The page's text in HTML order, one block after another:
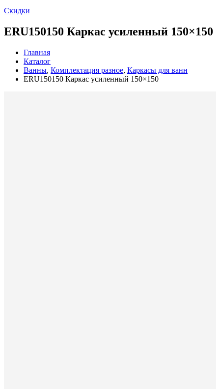
Скидки
ERU150150 Каркас усиленный 150×150
Главная
Каталог
Ванны, Комплектация разное, Каркасы для ванн
ERU150150 Каркас усиленный 150×150